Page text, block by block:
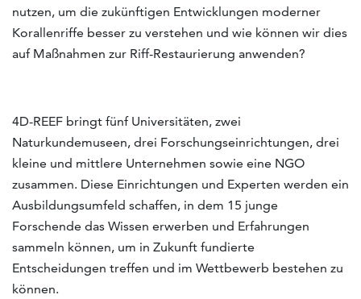
nutzen, um die zukünftigen Entwicklungen moderner
Korallenriffe besser zu verstehen und wie können wir dies
auf Maßnahmen zur Riff-Restaurierung anwenden?
4D-REEF bringt fünf Universitäten, zwei
Naturkundemuseen, drei Forschungseinrichtungen, drei
kleine und mittlere Unternehmen sowie eine NGO
zusammen. Diese Einrichtungen und Experten werden ein
Ausbildungsumfeld schaffen, in dem 15 junge
Forschende das Wissen erwerben und Erfahrungen
sammeln können, um in Zukunft fundierte
Entscheidungen treffen und im Wettbewerb bestehen zu
können.